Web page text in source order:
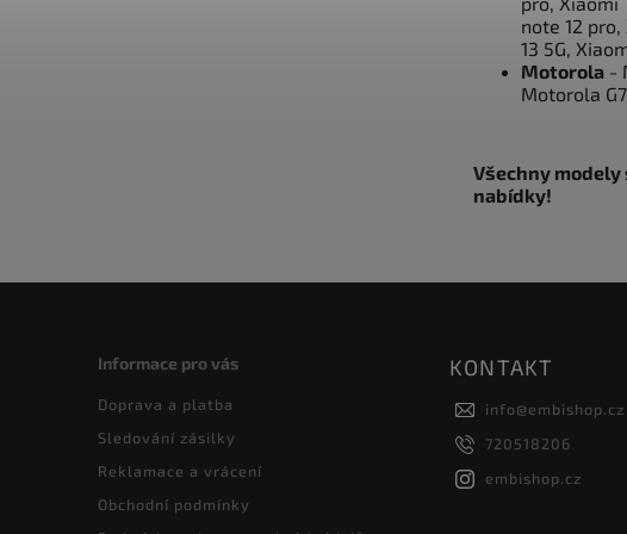
note 12
13 5G,
Motorola -
Motorola
Všechny modely
nabídky!
Informace pro vás
Doprava a platba
Sledování zásilky
Reklamace a vrácení
Obchodní podmínky
KONTAKT
info@embishop.cz
720518206
embishop.cz